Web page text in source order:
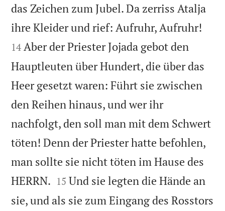
das Zeichen zum Jubel. Da zerriss Atalja
ihre Kleider und rief: Aufruhr, Aufruhr!
14 Aber der Priester Jojada gebot den
Hauptleuten über Hundert, die über das
Heer gesetzt waren: Führt sie zwischen
den Reihen hinaus, und wer ihr
nachfolgt, den soll man mit dem Schwert
töten! Denn der Priester hatte befohlen,
man sollte sie nicht töten im Hause des
HERRN. 

15 Und sie legten die Hände an
sie, und als sie zum Eingang des Rosstors